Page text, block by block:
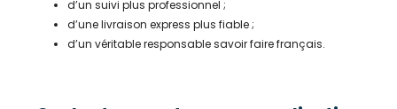
d’un suivi plus professionnel ;
d’une livraison express plus fiable ;
d’un véritable responsable savoir faire français.